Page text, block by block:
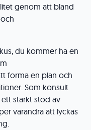
genom att bland
du kommer ha en
forma en plan och
Som konsult
starkt stöd av
varandra att lyckas